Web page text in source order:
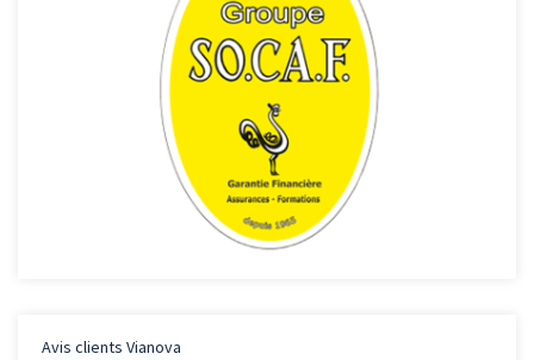
Avis clients Vianova